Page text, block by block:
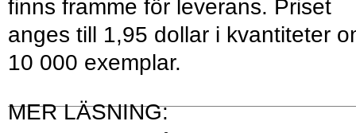
finns framme för leverans. Priset
anges till 1,95 dollar i kvantiteter
10 000 exemplar.